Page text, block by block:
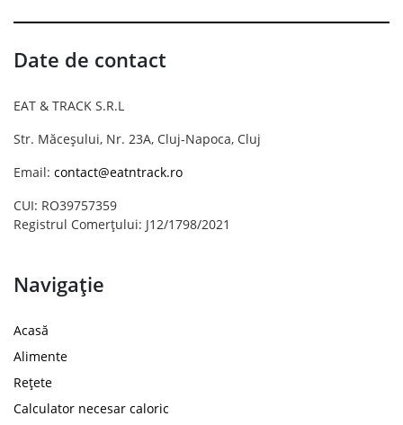
Date de contact
EAT & TRACK S.R.L
Str. Măceșului, Nr. 23A, Cluj-Napoca, Cluj
Email: contact@eatntrack.ro
CUI: RO39757359
Registrul Comerțului: J12/1798/2021
Navigație
Acasă
Alimente
Rețete
Calculator necesar caloric